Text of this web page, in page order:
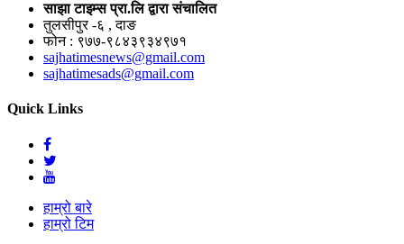
साझा टाइम्स प्रा.लि द्वारा संचालित
तुलसीपुर -६ , दाङ
फोन : ९७७-९८४३९३४९७१
sajhatimesnews@gmail.com
sajhatimesads@gmail.com
Quick Links
हाम्रो बारे
हाम्रो टिम